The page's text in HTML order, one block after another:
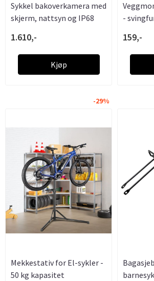
Sykkel bakoverkamera med
skjerm, nattsyn og IP68
1.610,-
Kjøp
-
159,-
-29%
Mekkestativ for El-sykler -
50 kg kapasitet